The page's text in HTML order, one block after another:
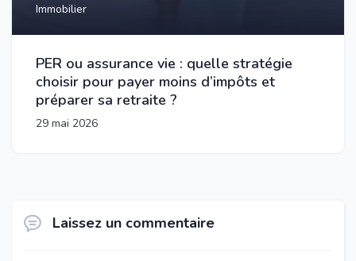
Immobilier
PER ou assurance vie : quelle stratégie
choisir pour payer moins d’impôts et
préparer sa retraite ?
29 mai 2026
Laissez un commentaire